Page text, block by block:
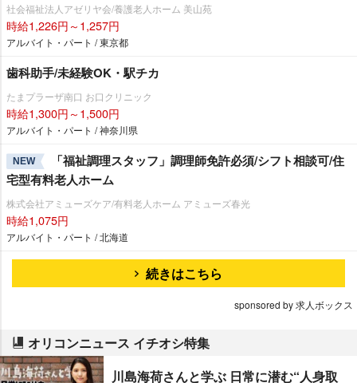
社会福祉法人アゼリヤ会/養護老人ホーム 美山苑
時給1,226円～1,257円
アルバイト・パート / 東京都
歯科助手/未経験OK・駅チカ
たまプラーザ南口 お口クリニック
時給1,300円～1,500円
アルバイト・パート / 神奈川県
NEW
「福祉調理スタッフ」調理師免許必須/シフト相談可/住
宅型有料老人ホーム
株式会社アミューズケア/有料老人ホーム アミューズ春光
時給1,075円
アルバイト・パート / 北海道
続きはこちら
sponsored by 求人ボックス
オリコンニュース イチオシ特集
川島海荷さんと学ぶ 日常に潜む“人身取